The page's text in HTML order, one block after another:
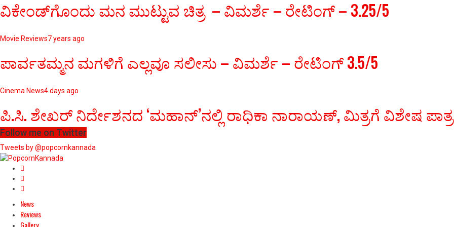
ವಿಕೇಂಡ್‌ಗೊಂದು ಮನ ಮುಟ್ಟುವ ಚಿತ್ರ – ವಿಮರ್ಶೆ – ರೇಟಿಂಗ್ – 3.25/5
Movie Reviews7 years ago
ಪಾರ್ವತಮ್ಮನ ಮಗಳಿಗೆ ಎಲ್ಲವೂ ಸಲೀಸು – ವಿಮರ್ಶೆ – ರೇಟಿಂಗ್ 3.5/5
Cinema News4 days ago
ಪಿ.ಸಿ. ಶೇಖರ್ ನಿರ್ದೇಶನದ ‘ಮಹಾನ್’ನಲ್ಲಿ ರಾಧಿಕಾ ನಾರಾಯಣ್, ಮಿತ್ರಗೆ ವಿಶೇಷ
Follow me on Twitter
Tweets by @popcornkannada
News
Reviews
Gallery